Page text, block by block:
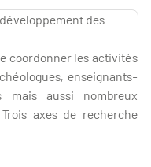
des
coordonner les activités
enseignants-
mais aussi nombreux
axes de recherche